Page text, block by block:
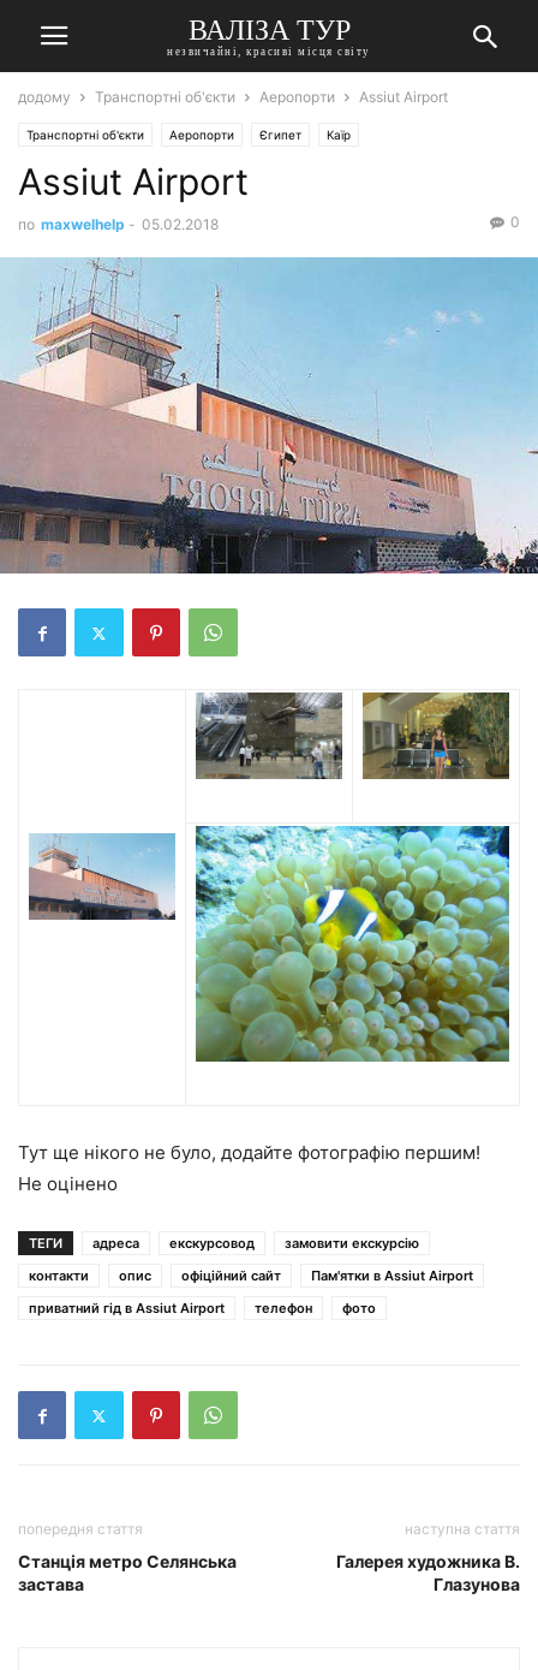
ВАЛІЗА ТУР
незвичайні, красиві місця світу
додому Транспортні об'єкти Аеропорти Assiut Airport
Транспортні об'єкти Аеропорти Єгипет Каїр
Assiut Airport
по maxwelhelp - 05.02.2018 0
Тут ще нікого не було, додайте фотографію першим!
Не оцінено
ТЕГИ адреса екскурсовод
замовити екскурсію
контакти
опис офіційний сайт
Пам'ятки в Assiut Airport
приватний гід в Assiut Airport
телефон фото
попередня стаття
Станція метро Селянська
застава
наступна стаття
Галерея художника В.
Глазунова